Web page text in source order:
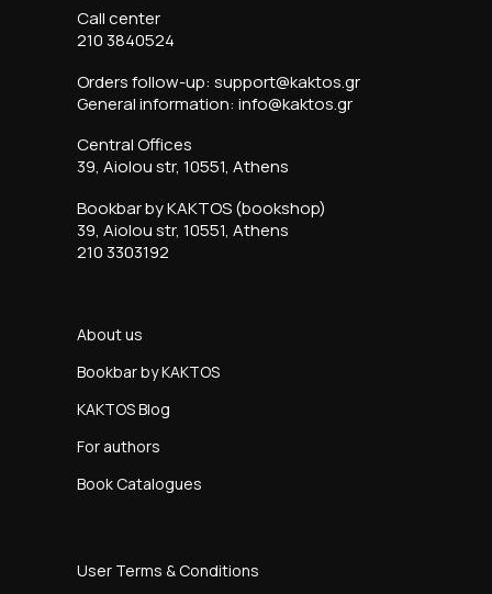
Call center
210 3840524
Orders follow-up: support@kaktos.gr
General information: info@kaktos.gr
Central Offices
39, Aiolou str, 10551, Athens
Bookbar by KAKTOS (bookshop)
39, Aiolou str, 10551, Athens
210 3303192
About us
Bookbar by KAKTOS
KAKTOS Blog
For authors
Book Catalogues
User Terms & Conditions